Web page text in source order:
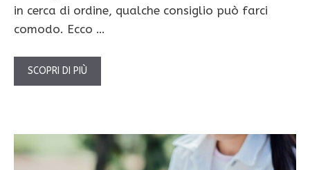
in cerca di ordine, qualche consiglio può farci
comodo. Ecco …
SCOPRI DI PIÙ